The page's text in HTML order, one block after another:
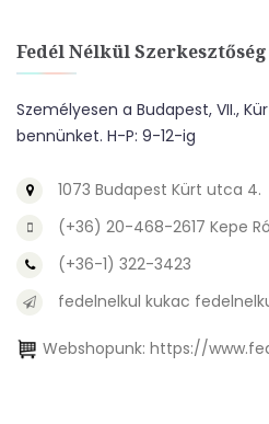
Fedél Nélkül Szerkesztőség
Személyesen a Budapest, VII.,
bennünket. H-P: 9-12-ig
1073 Budapest Kürt utca 4.
(+36) 20-468-2617 Kepe
(+36-1) 322-3423
fedelnelkul kukac
Webshopunk: https://